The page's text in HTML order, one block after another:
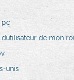
pc
de mon
unis